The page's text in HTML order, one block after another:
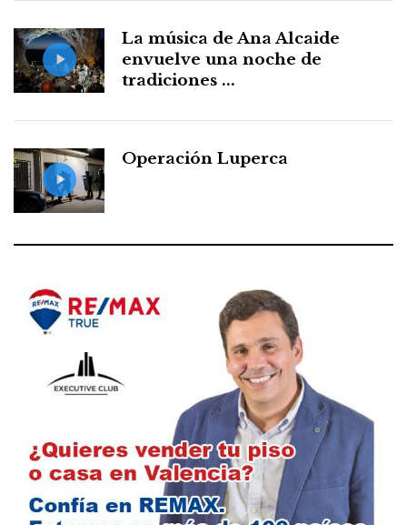
La música de Ana Alcaide
envuelve una noche de
tradiciones ...
Operación Luperca